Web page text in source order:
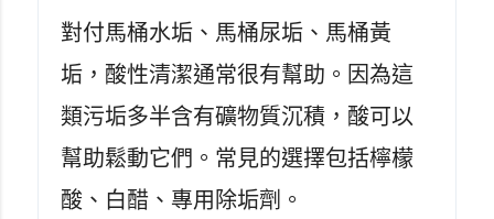
對付馬桶水垢、馬桶尿垢、馬桶黃
垢，酸性清潔通常很有幫助。因為這
類污垢多半含有礦物質沉積，酸可以
幫助鬆動它們。常見的選擇包括檸檬
酸、白醋、專用除垢劑。